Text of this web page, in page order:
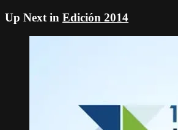
Up Next in Edición 2014